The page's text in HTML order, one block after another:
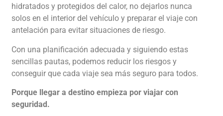
hidratados y protegidos del calor, no dejarlos nunca
solos en el interior del vehículo y preparar el viaje con
antelación para evitar situaciones de riesgo.
Con una planificación adecuada y siguiendo estas
sencillas pautas, podemos reducir los riesgos y
conseguir que cada viaje sea más seguro para todos.
Porque llegar a destino empieza por viajar con
seguridad.